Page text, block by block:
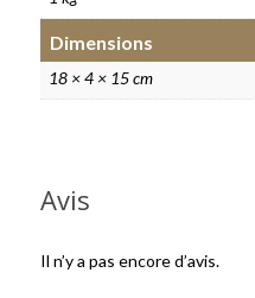
Dimensions
18 × 4 × 15 cm
Avis
Il n’y a pas encore d’avis.